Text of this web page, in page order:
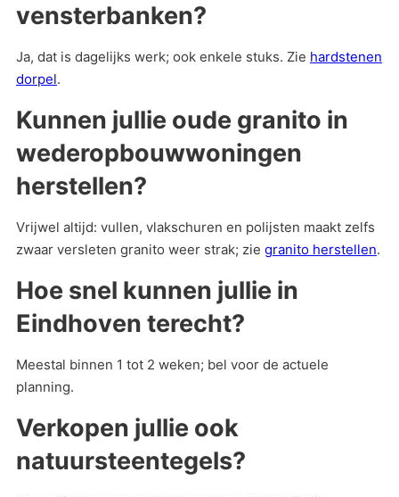
vensterbanken?
Ja, dat is dagelijks werk; ook enkele stuks. Zie hardstenen
dorpel.
Kunnen jullie oude granito in
wederopbouwwoningen
herstellen?
Vrijwel altijd: vullen, vlakschuren en polijsten maakt zelfs
zwaar versleten granito weer strak; zie granito herstellen.
Hoe snel kunnen jullie in
Eindhoven terecht?
Meestal binnen 1 tot 2 weken; bel voor de actuele
planning.
Verkopen jullie ook
natuursteentegels?